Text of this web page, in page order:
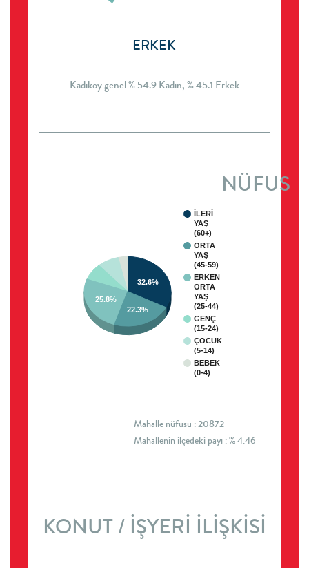
ERKEK
Kadıköy genel % 54.9 Kadın, % 45.1 Erkek
NÜFUS
İLERİ
YAŞ
(60+)
ORTA
YAŞ
(45-59)
ERKEN
ORTA
YAŞ
(25-44)
GENÇ
(15-24)
ÇOCUK
(5-14)
BEBEK
(0-4)
32.6%
25.8%
22.3%
Mahalle nüfusu : 20872
Mahallenin ilçedeki payı : % 4.46
KONUT / İŞYERİ İLİŞKİSİ